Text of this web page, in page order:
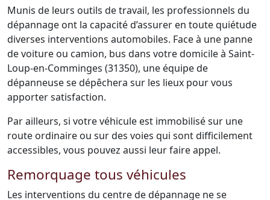
Munis de leurs outils de travail, les professionnels du
dépannage ont la capacité d’assurer en toute quiétude
diverses interventions automobiles. Face à une panne
de voiture ou camion, bus dans votre domicile à Saint-
Loup-en-Comminges (31350), une équipe de
dépanneuse se dépêchera sur les lieux pour vous
apporter satisfaction.
Par ailleurs, si votre véhicule est immobilisé sur une
route ordinaire ou sur des voies qui sont difficilement
accessibles, vous pouvez aussi leur faire appel.
Remorquage tous véhicules
Les interventions du centre de dépannage ne se